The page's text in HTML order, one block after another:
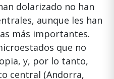
dolarizado no han
aunque les han
más importantes.
que no
y, por lo tanto,
central (Andorra,